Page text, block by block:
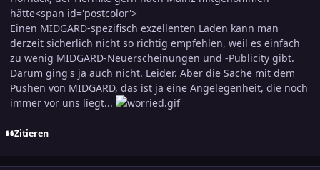
hätte<span id='postcolor'>
Einen MIDGARD-spezifisch exzellenten Laden kann man
derzeit sicherlich nicht so richtig empfehlen, weil es einfach
zu wenig MIDGARD-Neuerscheinungen und -Publicity gibt.
Darum ging's ja auch nicht. Leider. Aber die Sache mit dem
Pushen von MIDGARD, das ist ja eine Angelegenheit, die noch
immer vor uns liegt...
Zitieren